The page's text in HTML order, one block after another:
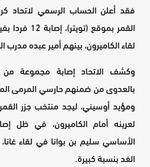
فقد أعلن الحساب الرسمي لاتحاد
القمر بموقع
لقاء الكاميرون، بينهم أمير عبده مدرب
وكشف الاتحاد إصابة مجموعة من
بالعدوى من ضمنهم حارسي المرمى
ومؤيد أوسيني، ليجد منتخب جزر
لعرينه أمام الكاميرون، في ظل
الأساسي سليم بن بوانا في لقاء
الغد بنسبة كبيرة.